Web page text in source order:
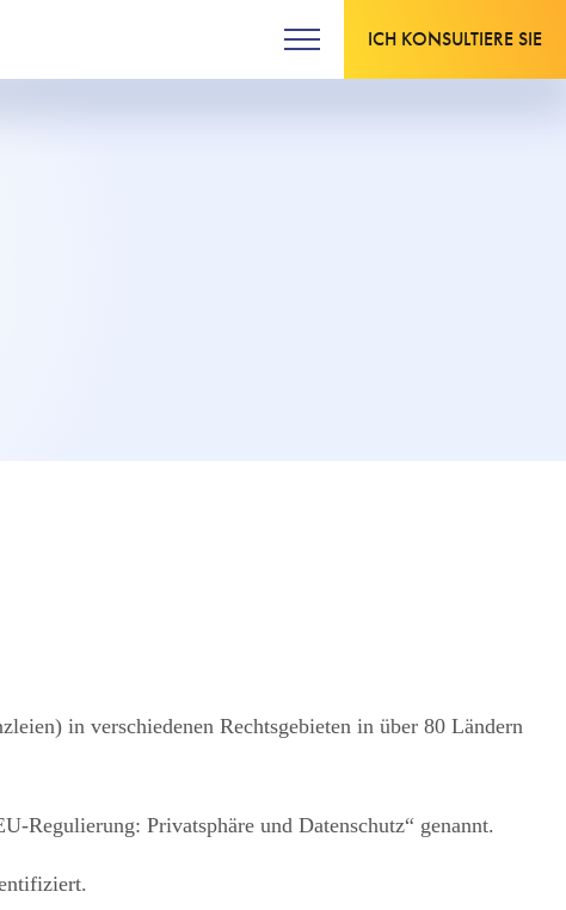
ICH KONSULTIERE SIE
in verschiedenen Rechtsgebieten in über 80 Ländern
Regulierung: Privatsphäre und Datenschutz“ genannt.